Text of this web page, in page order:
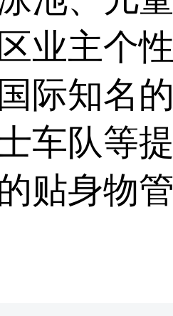
业主个
际知名
车队等
贴身物